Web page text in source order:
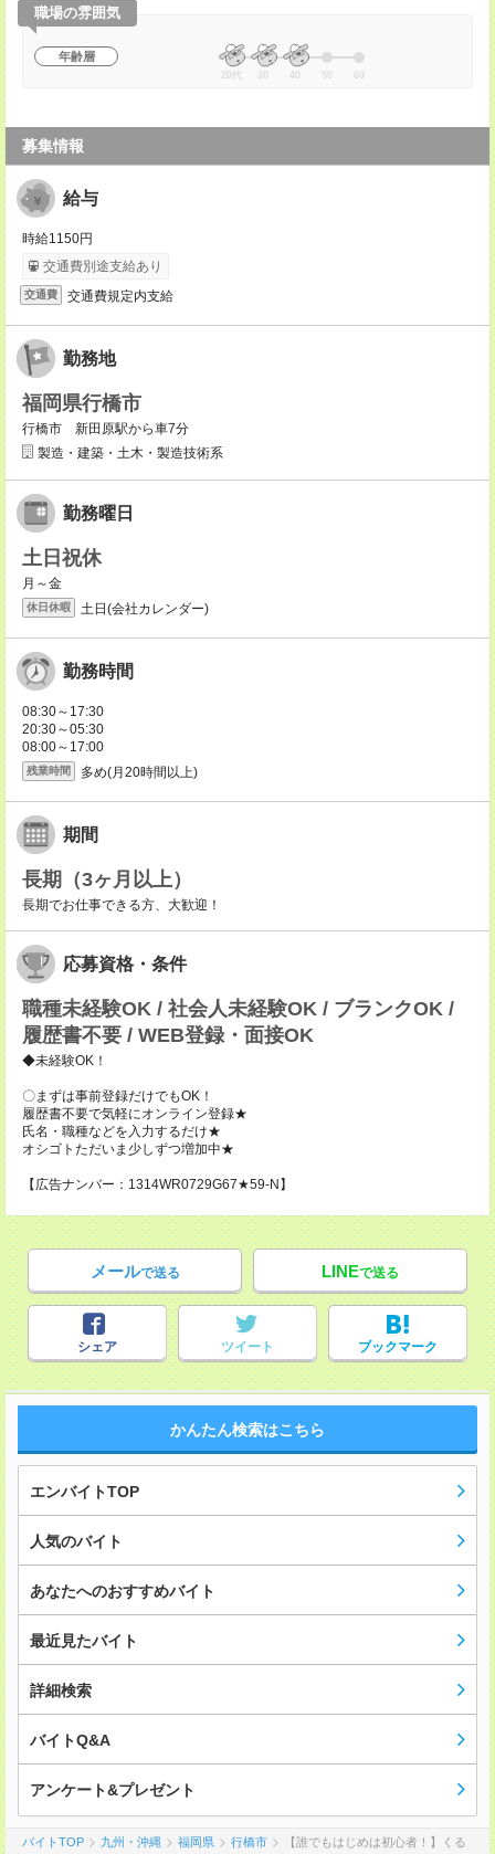
職場の雰囲気
年齢層
20代 30 40 50 60
募集情報
給与
時給1150円
交通費別途支給あり
交通費 交通費規定内支給
勤務地
福岡県行橋市
行橋市 新田原駅から車7分
製造・建築・土木・製造技術系
勤務曜日
土日祝休
月～金
休日休暇 土日(会社カレンダー)
勤務時間
08:30～17:30
20:30～05:30
08:00～17:00
残業時間 多め(月20時間以上)
期間
長期（3ヶ月以上）
長期でお仕事できる方、大歓迎！
応募資格・条件
職種未経験OK / 社会人未経験OK / ブランクOK /
履歴書不要 / WEB登録・面接OK
◆未経験OK！
〇まずは事前登録だけでもOK！
履歴書不要で気軽にオンライン登録★
氏名・職種などを入力するだけ★
オシゴトただいま少しずつ増加中★
【広告ナンバー：1314WR0729G67★59-N】
メールで送る LINEで送る
シェア ツイート ブックマーク
かんたん検索はこちら
エンバイトTOP
人気のバイト
あなたへのおすすめバイト
最近見たバイト
詳細検索
バイトQ&A
アンケート&プレゼント
バイトTOP 九州・沖縄 福岡県 行橋市 【誰でもはじめは初心者！】くる